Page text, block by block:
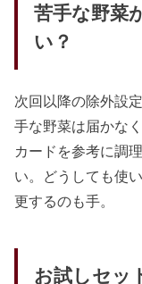
苦手な野菜
い？
次回以降の除外設
手な野菜は届かな
カードを参考に調
い。どうしても使
更するのも手。
お試しセッ